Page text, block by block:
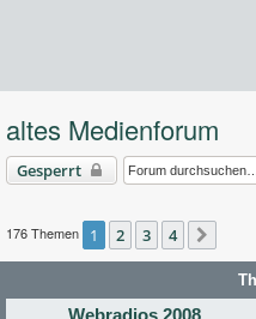
altes Medienforum
Gesperrt
176 Themen 1 2 3 4